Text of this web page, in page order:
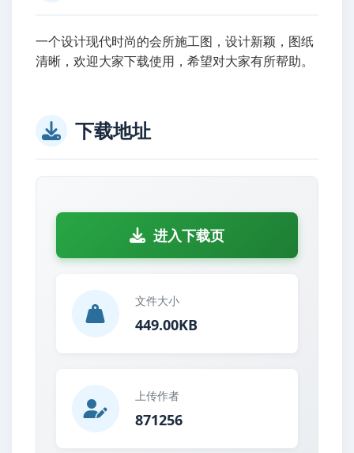
一个设计现代时尚的会所施工图，设计新颖，图纸
清晰，欢迎大家下载使用，希望对大家有所帮助。
下载地址
进入下载页
文件大小
449.00KB
上传作者
871256